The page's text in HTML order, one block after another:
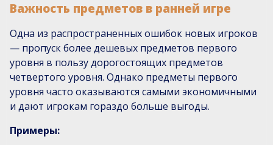
Важность предметов в ранней игре
Одна из распространенных ошибок новых игроков
— пропуск более дешевых предметов первого
уровня в пользу дорогостоящих предметов
четвертого уровня. Однако предметы первого
уровня часто оказываются самыми экономичными
и дают игрокам гораздо больше выгоды.
Примеры: